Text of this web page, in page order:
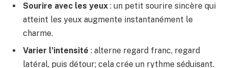
Sourire avec les yeux : un petit sourire sincère qui
atteint les yeux augmente instantanément le
charme.
Varier l’intensité : alterne regard franc, regard
latéral, puis détour; cela crée un rythme séduisant.